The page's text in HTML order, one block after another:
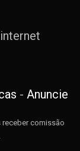
- Anuncie
receber comissão